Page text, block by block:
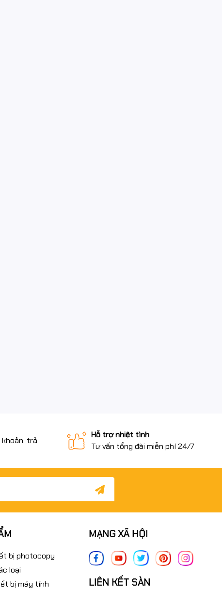
trả
Hỗ trợ nhiệt tình
Tư vấn tổng đài miễn phí 24/7
bị photocopy
loại
bị máy tính
MẠNG XÃ HỘI
LIÊN KẾT SÀN